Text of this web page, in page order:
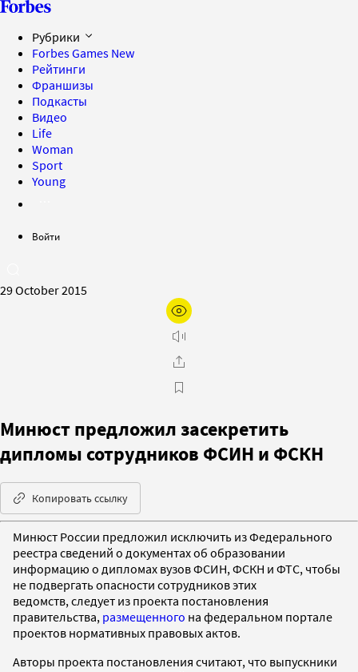
Рубрики
Forbes Games New
Рейтинги
Франшизы
Подкасты
Видео
Life
Woman
Sport
Young
Войти
29 October 2015
Минюст предложил засекретить
дипломы сотрудников ФСИН и ФСКН
Копировать ссылку
Минюст России предложил исключить из Федерального
реестра сведений о документах об образовании
информацию о дипломах вузов ФСИН, ФСКН и ФТС, чтобы
не подвергать опасности сотрудников этих
ведомств, следует из проекта постановления
правительства, размещенного на федеральном портале
проектов нормативных правовых актов.
Авторы проекта постановления считают, что выпускники